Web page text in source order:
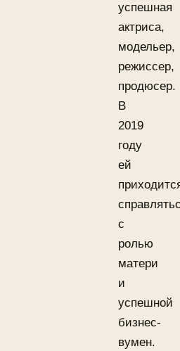
успешная
актриса,
модельер,
режиссер,
продюсер.
В
2019
году
ей
с
ролью
матери
и
успешной
бизнес-
вумен.